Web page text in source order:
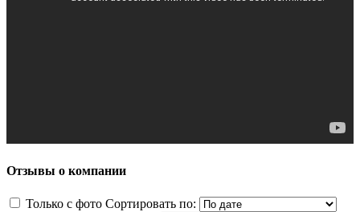
Отзывы о компании
Только с фото Сортировать по: